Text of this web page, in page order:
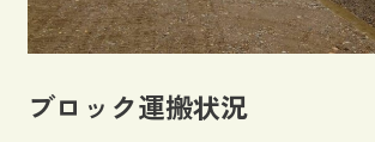
ブロック運搬状況